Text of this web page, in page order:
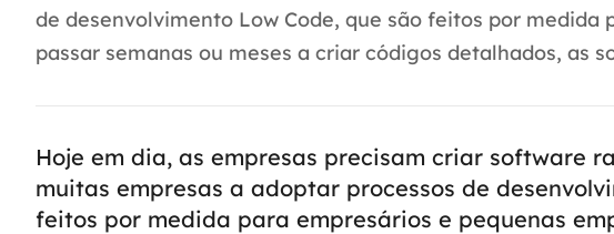
de desenvolvimento Low Code, que são feitos por medida
passar semanas ou meses a criar códigos detalhados, as
Hoje em dia, as empresas precisam criar software
muitas empresas a adoptar processos de
feitos por medida para empresários e pequenas